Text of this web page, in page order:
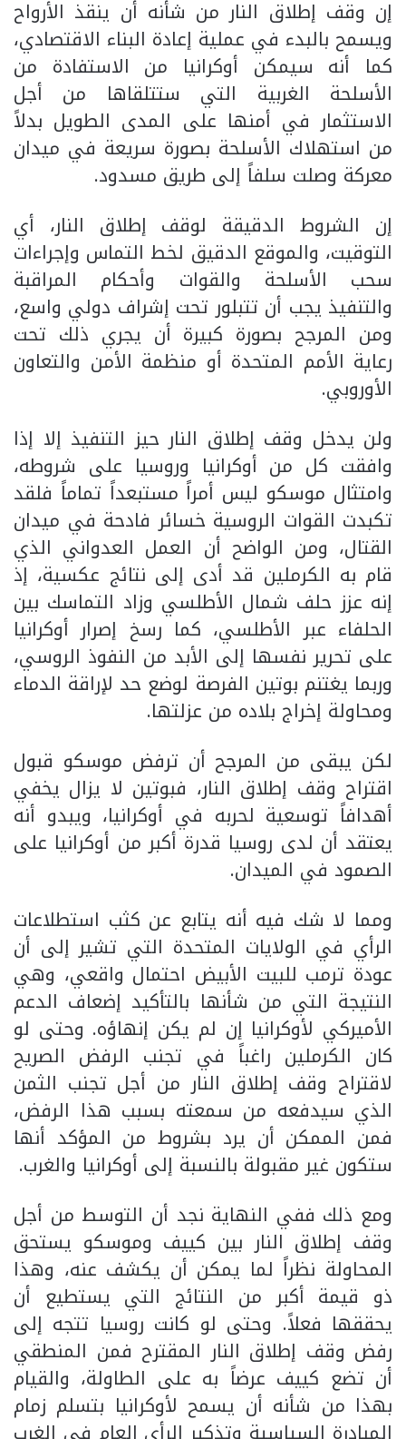
إن وقف إطلاق النار من شأنه أن ينقذ الأرواح
ويسمح بالبدء في عملية إعادة البناء الاقتصادي،
كما أنه سيمكن أوكرانيا من الاستفادة من
الأسلحة الغربية التي ستتلقاها من أجل
الاستثمار في أمنها على المدى الطويل بدلاً
من استهلاك الأسلحة بصورة سريعة في ميدان
معركة وصلت سلفاً إلى طريق مسدود.
إن الشروط الدقيقة لوقف إطلاق النار، أي
التوقيت، والموقع الدقيق لخط التماس وإجراءات
سحب الأسلحة والقوات وأحكام المراقبة
والتنفيذ يجب أن تتبلور تحت إشراف دولي واسع،
ومن المرجح بصورة كبيرة أن يجري ذلك تحت
رعاية الأمم المتحدة أو منظمة الأمن والتعاون
الأوروبي.
ولن يدخل وقف إطلاق النار حيز التنفيذ إلا إذا
وافقت كل من أوكرانيا وروسيا على شروطه،
وامتثال موسكو ليس أمراً مستبعداً تماماً فلقد
تكبدت القوات الروسية خسائر فادحة في ميدان
القتال، ومن الواضح أن العمل العدواني الذي
قام به الكرملين قد أدى إلى نتائج عكسية، إذ
إنه عزز حلف شمال الأطلسي وزاد التماسك بين
الحلفاء عبر الأطلسي، كما رسخ إصرار أوكرانيا
على تحرير نفسها إلى الأبد من النفوذ الروسي،
وربما يغتنم بوتين الفرصة لوضع حد لإراقة الدماء
ومحاولة إخراج بلاده من عزلتها.
لكن يبقى من المرجح أن ترفض موسكو قبول
اقتراح وقف إطلاق النار، فبوتين لا يزال يخفي
أهدافاً توسعية لحربه في أوكرانيا، ويبدو أنه
يعتقد أن لدى روسيا قدرة أكبر من أوكرانيا على
الصمود في الميدان.
ومما لا شك فيه أنه يتابع عن كثب استطلاعات
الرأي في الولايات المتحدة التي تشير إلى أن
عودة ترمب للبيت الأبيض احتمال واقعي، وهي
النتيجة التي من شأنها بالتأكيد إضعاف الدعم
الأميركي لأوكرانيا إن لم يكن إنهاؤه. وحتى لو
كان الكرملين راغباً في تجنب الرفض الصريح
لاقتراح وقف إطلاق النار من أجل تجنب الثمن
الذي سيدفعه من سمعته بسبب هذا الرفض،
فمن الممكن أن يرد بشروط من المؤكد أنها
ستكون غير مقبولة بالنسبة إلى أوكرانيا والغرب.
ومع ذلك ففي النهاية نجد أن التوسط من أجل
وقف إطلاق النار بين كييف وموسكو يستحق
المحاولة نظراً لما يمكن أن يكشف عنه، وهذا
ذو قيمة أكبر من النتائج التي يستطيع أن
يحققها فعلاً. وحتى لو كانت روسيا تتجه إلى
رفض وقف إطلاق النار المقترح فمن المنطقي
أن تضع كييف عرضاً به على الطاولة، والقيام
بهذا من شأنه أن يسمح لأوكرانيا بتسلم زمام